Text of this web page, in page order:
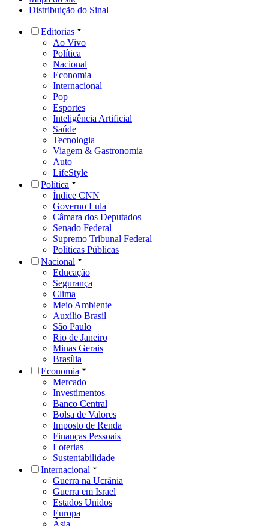
Distribuição do Sinal
Editorias
Ao Vivo
Política
Nacional
Economia
Internacional
Pop
Esportes
Inteligência Artificial
Saúde
Tecnologia
Viagem & Gastronomia
Auto
LifeStyle
Política
Índice CNN
Governo Lula
Câmara dos Deputados
Senado Federal
Supremo Tribunal Federal
Políticas Públicas
Nacional
Educação
Segurança
Clima
Meio Ambiente
Auxílio Brasil
São Paulo
Rio de Janeiro
Minas Gerais
Brasília
Economia
Mercado
Investimentos
Banco Central
Bolsa de Valores
Imposto de Renda
Finanças Pessoais
Loterias
Sustentabilidade
Internacional
Guerra na Ucrânia
Guerra em Israel
Estados Unidos
Europa